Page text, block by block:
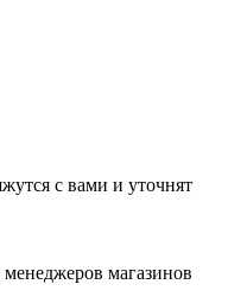
с вами и уточнят
менеджеров магазинов